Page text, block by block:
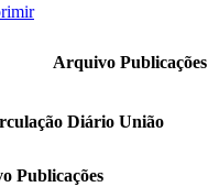
Arquivo Publicações
Diário União
Publicações